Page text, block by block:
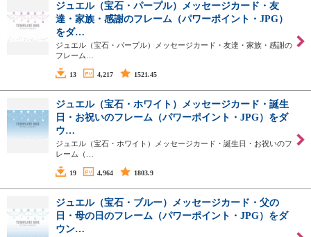
ジュエル（宝石・パープル）メッセージカード・友
達・家族・感謝のフレーム（パワーポイント・JPG）
をダ…
ジュエル（宝石・パープル）メッセージカード・友達・家族・感謝の
フレーム…
13 4,217 1521.45
ジュエル（宝石・ホワイト）メッセージカード・誕生
日・お祝いのフレーム（パワーポイント・JPG）をダ
ウ…
ジュエル（宝石・ホワイト）メッセージカード・誕生日・お祝いのフ
レーム（…
19 4,964 1803.9
ジュエル（宝石・ブルー）メッセージカード・父の
日・母の日のフレーム（パワーポイント・JPG）をダ
ウン…